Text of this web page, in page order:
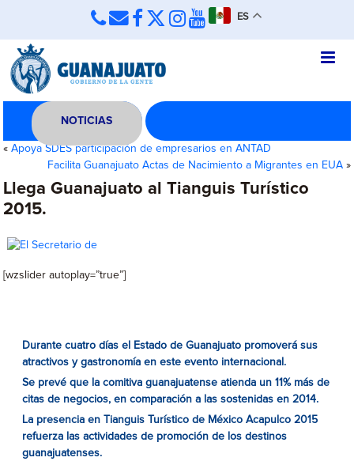
ES
NOTICIAS
«Apoya SDES participación de empresarios en ANTAD
Facilita Guanajuato Actas de Nacimiento a Migrantes en EUA»
Llega Guanajuato al Tianguis Turístico
2015.
[wzslider autoplay=”true”]
Durante cuatro días el Estado de Guanajuato promoverá sus
atractivos y gastronomía en este evento internacional.
Se prevé que la comitiva guanajuatense atienda un 11% más de
citas de negocios, en comparación a las sostenidas en 2014.
La presencia en Tianguis Turístico de México Acapulco 2015
refuerza las actividades de promoción de los destinos
guanajuatenses.